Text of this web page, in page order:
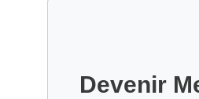
Devenir